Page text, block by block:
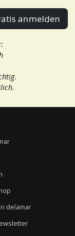
anmelden
delamar